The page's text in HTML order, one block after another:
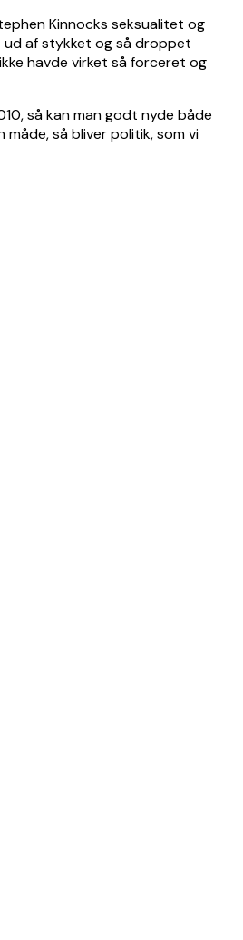
Kinnocks seksualitet og
ud af stykket og så droppet
havde virket så forceret og
så kan man godt nyde både
så bliver politik, som vi